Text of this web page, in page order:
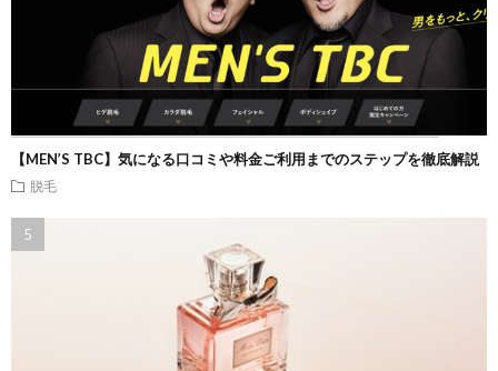
【MEN’S TBC】気になる口コミや料金ご利用までのステップを徹底解説
脱毛